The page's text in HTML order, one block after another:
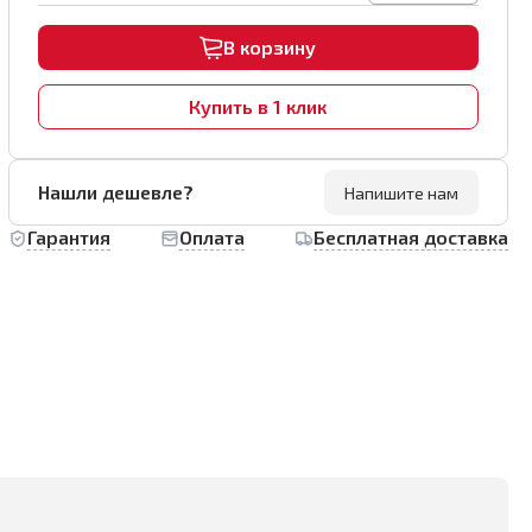
В корзину
Купить в 1 клик
Нашли дешевле? Напишите нам
Гарантия Оплата Бесплатная доставка